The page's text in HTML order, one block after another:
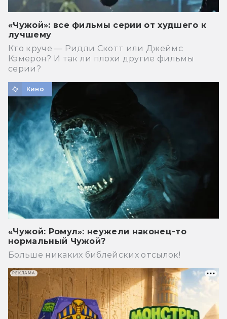
«Чужой»: все фильмы серии от худшего к
лучшему
Кто круче — Ридли Скотт или Джеймс
Кэмерон? И так ли плохи другие фильмы
серии?
Кино
«Чужой: Ромул»: неужели наконец-то
нормальный Чужой?
Больше никаких библейских отсылок!
РЕКЛАМА